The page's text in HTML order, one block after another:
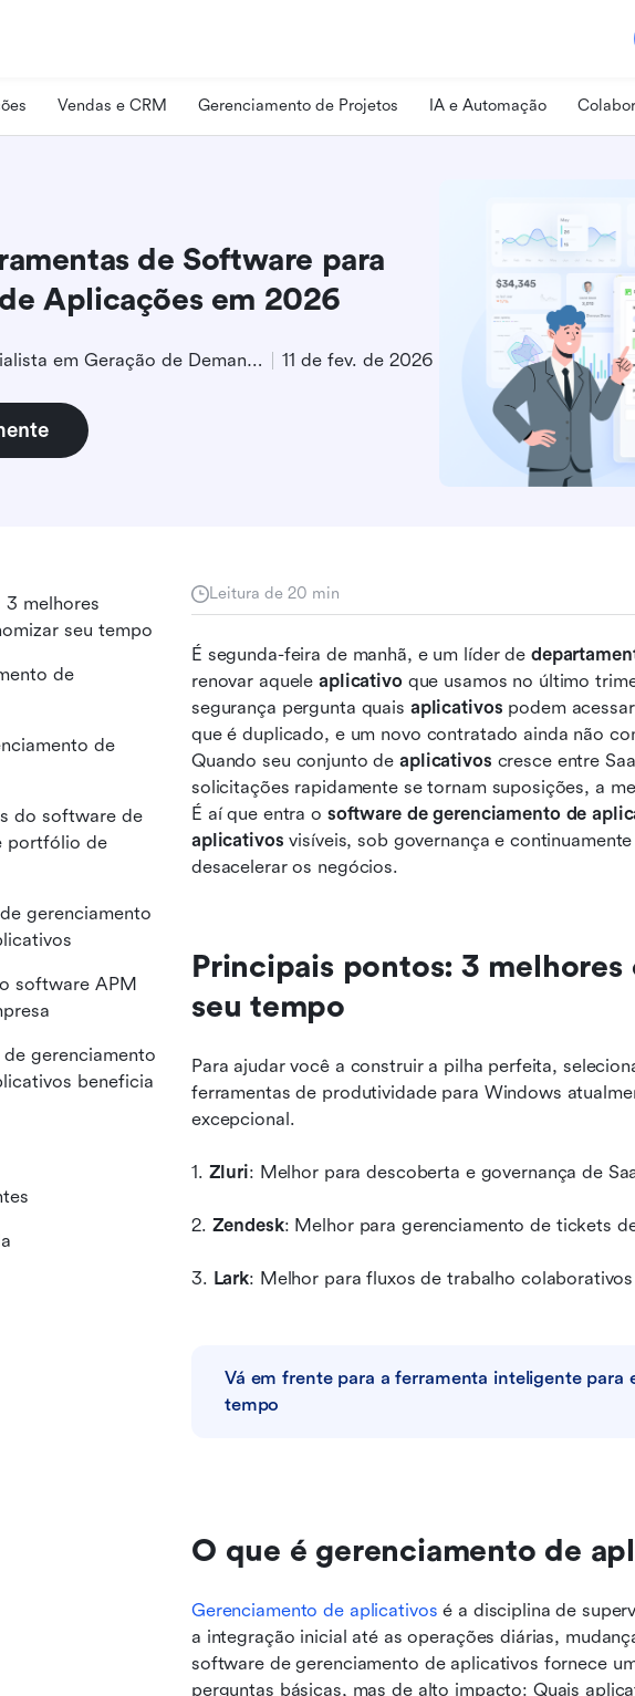
Vendas e CRM Gerenciamento de Projetos IA e Automação
de Software para
Aplicações em 2026
Especialista em Geração de Demanda de Produto 11 de fev. de 2026
Leitura de 20 min
É segunda-feira de manhã, e um líder de
renovar aquele aplicativo que usamos no último
segurança pergunta quais aplicativos podem
que é duplicado, e um novo contratado ainda não
Quando seu conjunto de aplicativos cresce entre
solicitações rapidamente se tornam suposições, a
É aí que entra o software de gerenciamento de
aplicativos visíveis, sob governança e
desacelerar os negócios.
Principais pontos: 3
seu tempo
Para ajudar você a construir a pilha perfeita,
ferramentas de produtividade para Windows
excepcional.
1. Zluri: Melhor para descoberta e governança de
2. Zendesk: Melhor para gerenciamento de tickets
3. Lark: Melhor para fluxos de trabalho
Vá em frente para a ferramenta inteligente para
tempo
O que é gerenciamento de
Gerenciamento de aplicativos é a disciplina de
a integração inicial até as operações diárias,
software de gerenciamento de aplicativos fornece
perguntas básicas, mas de alto impacto: Quais
3 melhores
seu tempo
de
de
do software de
portfólio de
gerenciamento
software APM
gerenciamento
beneficia